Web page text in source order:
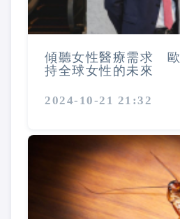
傾聽女性醫療需求
持全球女性的未來
2024-10-21 21:32